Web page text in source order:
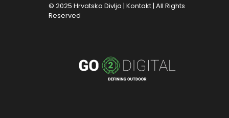
© 2025 Hrvatska Divlja | Kontakt| All Rights
Reserved